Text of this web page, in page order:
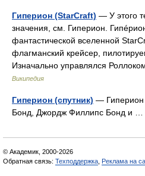
Гиперион (StarCraft) — У этого
значения, см. Гиперион.
фантастической вселенной
флагманский крейсер,
Изначально управлялся
Википедия
Гиперион (спутник) — Гиперион
Бонд, Джордж Филлипс Бонд и …
© Академик, 2000-2026
Обратная связь: Техподдержка Реклама на